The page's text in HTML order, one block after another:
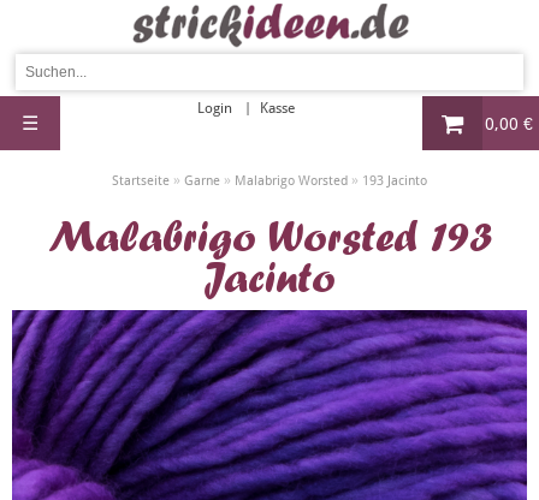
0,00 €
Login Kasse
☰
Startseite » Garne » Malabrigo Worsted » 193 Jacinto
Malabrigo Worsted 193
Jacinto